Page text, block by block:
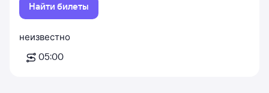
Найти билеты
неизвестно
05:00